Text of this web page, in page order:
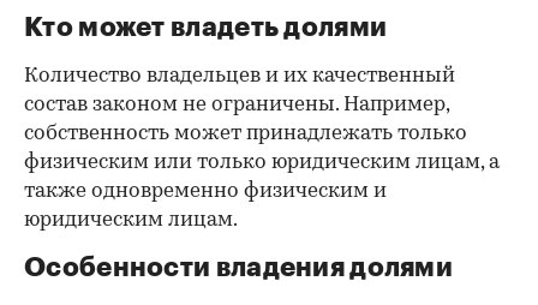
Кто может владеть долями
Количество владельцев и их качественный
состав законом не ограничены. Например,
собственность может принадлежать только
физическим или только юридическим лицам, а
также одновременно физическим и
юридическим лицам.
Особенности владения долями